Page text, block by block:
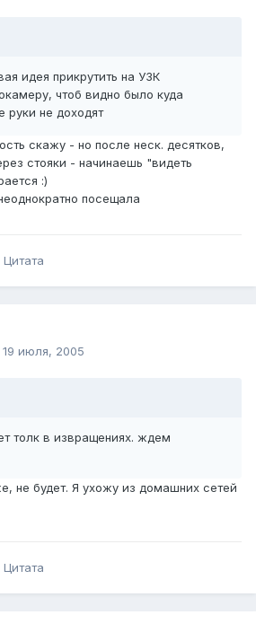
идея прикрутить на УЗК
чтоб видно было куда
руки не доходят
скажу - но после неск. десятков,
стояки - начинаешь "видеть
:)
посещала
Цитата
19 июля, 2005
толк в извращениях. ждем
не будет. Я ухожу из домашних сетей
Цитата